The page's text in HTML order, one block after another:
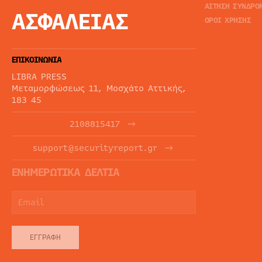
ΑΣΦΑΛΕΙΑΣ
ΕΠΙΚΟΙΝΩΝΙΑ
LIBRA PRESS
Μεταμορφώσεως 11, Μοσχάτο Αττικής,
183 45
2108815417
support@securityreport.gr
ΕΝΗΜΕΡΩΤΙΚΑ ΔΕΛΤΙΑ
ΕΓΓΡΑΦΉ
ΑΙΤΗΣΗ
ΟΡΟΙ ΧΡΗΣΗΣ